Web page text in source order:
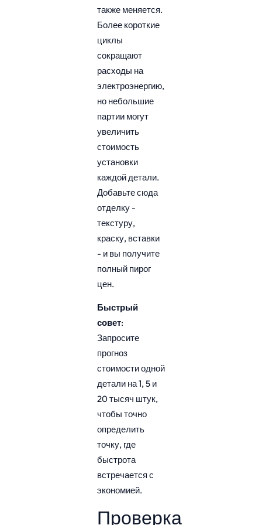
также меняется.
Более короткие
циклы
сокращают
расходы на
электроэнергию,
но небольшие
партии могут
увеличить
стоимость
установки
каждой детали.
Добавьте сюда
отделку -
текстуру,
краску, вставки
- и вы получите
полный пирог
цен.
Быстрый
совет:
Запросите
прогноз
стоимости одной
детали на 1, 5 и
20 тысяч штук,
чтобы точно
определить
точку, где
быстрота
встречается с
экономией.
Проверка